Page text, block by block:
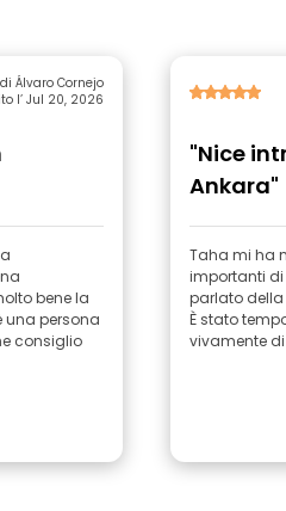
di Álvaro Cornejo
l’ Jul 20, 2026
bene la
una persona
consiglio
"Nice
Ankara"
Taha mi ha
importanti
parlato della
È stato
vivamente